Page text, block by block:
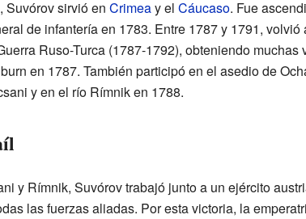
Suvórov sirvió en Crimeay el Cáucaso. Fue
de infantería en 1783. Entre 1787 y 1791, volvió
Ruso-Turca (1787-1792), obteniendo muchas
en 1787. También participó en el asedio de
y en el río Rímnik en 1788.
y Rímnik, Suvórov trabajó junto a un ejército
las fuerzas aliadas. Por esta victoria, la